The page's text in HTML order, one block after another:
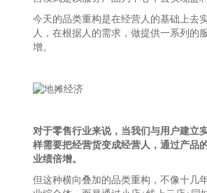
今天的品类重构是在经营人的基础上去
人，在根据人的需求，做提供一系列的
增。
对于零售行业来说，当我们与用户建立
样需要把经营货变成经营人，通过产品
业绩倍增。
但这种横向叠加的品类重构，不像十几